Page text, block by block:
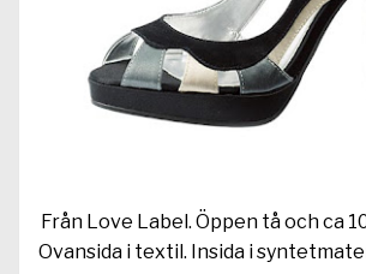
Från Love Label. Öppen tå och ca
Ovan­sida i textil. Insida i